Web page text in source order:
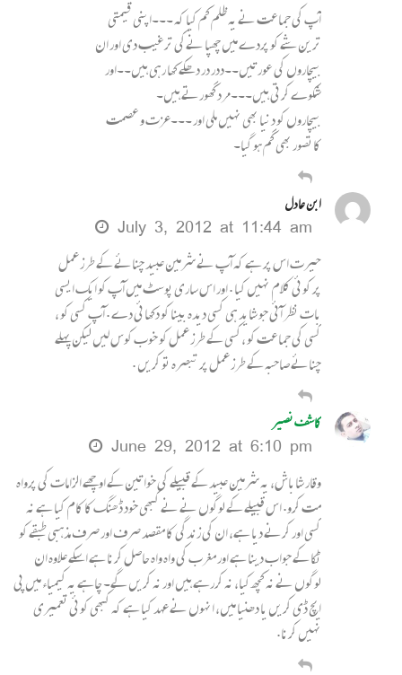
آپ کی جماعت نے یہ ظلم کم کیا کہ ۔۔۔اپنی قیمتی
ترین شے کو پردے میں چھپا نےکی ترغیب دی اور ان
بیچاروں کی عورتیں۔۔ددر در دھکے کھا رہی ہیں۔۔اور
شکوے کرتی ہیں۔۔۔مرد گھورتے ہیں۔
بیچاروں کو دنیا بھی نہیں ملی اور ۔۔۔عزت و عصمت
کاتصور بھی گم ہو گیا۔
ابن عادل
July 3, 2012 at 11:44 am
حیرت اس پر ہے کہ آپ نے شرمین عبید چنائے کے طرز عمل
پر کوئی کلام نہیں کیا . اور اس ساری پوسٹ میں آپ کو ایک ایسی
بات نظر آئی جو شاید ہی کسی دیدہ بینا کو دکھائی دے . آپ کسی کو ،
کسی کی جماعت کو ،کسی کے طرز عمل کو خوب کوس لیں لیکن پہلے
چنائے صاحبہ کے طرز عمل پر تبصرہ تو کریں .
کاشف نصیر
June 29, 2012 at 6:10 pm
وقار شاباش، یہ شرمین عبید کے قبیلے کی خواتین کے اوچھے الزامات کی پرواہ
مت کرو. اس قبیلے کے لوگوں نے نے کبھی خود ڈھنگ کا کام کیا ہے نہ
کسی اور کرنے دیا ہے، ان کی زندگی کا مقصد صرف اور صرف مذہبی طبقے کو
ٹکا کے جواب دینا ہے اور مغرب کی واہ واہ حاصل کرنا ہے اسکے علاوہ ان
لوگوں نے نہ کچھ کیا، نہ کررہے ہیں اور نہ کریں گے۔ چاہے یہ کیمیاء میں پی
ایچ ڈی کریں یا دھنیا میں، انہوں نے عہد کیا ہے کہ کبھی کوئی تعمیری
نہیں کرنا.